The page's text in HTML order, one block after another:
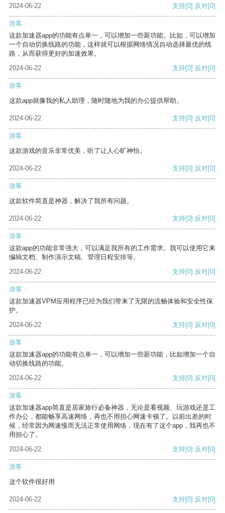
2024-06-22
支持[0] 反对[0]
游客
这款加速器app的功能有点单一，可以增加一些新功能。比如，可以增加
一个自动切换线路的功能，这样就可以根据网络情况自动选择最优的线
路，从而获得更好的加速效果。
2024-06-22
支持[0] 反对[0]
游客
这款app就像我的私人助理，随时随地为我的办公提供帮助。
2024-06-22 支持[0] 反对[0]
游客
这款游戏的音乐非常优美，听了让人心旷神怡。
2024-06-22 支持[0] 反对[0]
游客
这款软件简直是神器，解决了我所有问题。
2024-06-22 支持[0] 反对[0]
游客
这款app的功能非常强大，可以满足我所有的工作需求。我可以使用它来
编辑文档、制作演示文稿、管理日程安排等。
2024-06-22
支持[0] 反对[0]
游客
这款加速器VPM应用程序已经为我们带来了无限的流畅体验和安全性保
护。
2024-06-22
支持[0] 反对[0]
游客
这款加速器app的功能有点单一，可以增加一些新功能，比如增加一个自
动切换线路的功能。
2024-06-22
支持[0] 反对[0]
游客
这款加速器app简直是居家旅行必备神器，无论是看视频、玩游戏还是工
作办公，都能畅享高速网络，再也不用担心网速卡顿了。以前出差的时
候，经常因为网速慢而无法正常使用网络，现在有了这个app，我再也不
用担心了。
2024-06-22
支持[0] 反对[0]
游客
这个软件很好用
2024-06-22 支持[0] 反对[0]